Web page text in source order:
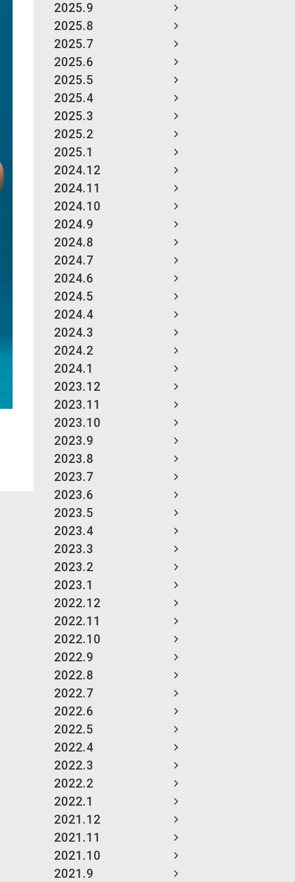
2025.9
2025.8
2025.7
2025.6
2025.5
2025.4
2025.3
2025.2
2025.1
2024.12
2024.11
2024.10
2024.9
2024.8
2024.7
2024.6
2024.5
2024.4
2024.3
2024.2
2024.1
2023.12
2023.11
2023.10
2023.9
2023.8
2023.7
2023.6
2023.5
2023.4
2023.3
2023.2
2023.1
2022.12
2022.11
2022.10
2022.9
2022.8
2022.7
2022.6
2022.5
2022.4
2022.3
2022.2
2022.1
2021.12
2021.11
2021.10
2021.9